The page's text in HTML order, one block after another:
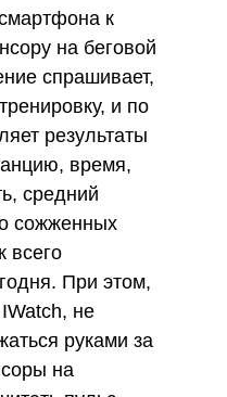
к
на беговой
спрашивает,
и по
результаты
время,
средний
сожженных
всего
При этом,
не
руками за
на